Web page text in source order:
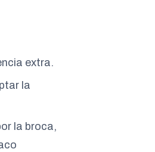
extra.
la
la broca,